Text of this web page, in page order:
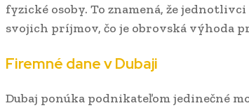
fyzické osoby. To znamená, že
svojich príjmov, čo je obrovská výhoda
Firemné dane v Dubaji
Dubaj ponúka podnikateľom jedinečné